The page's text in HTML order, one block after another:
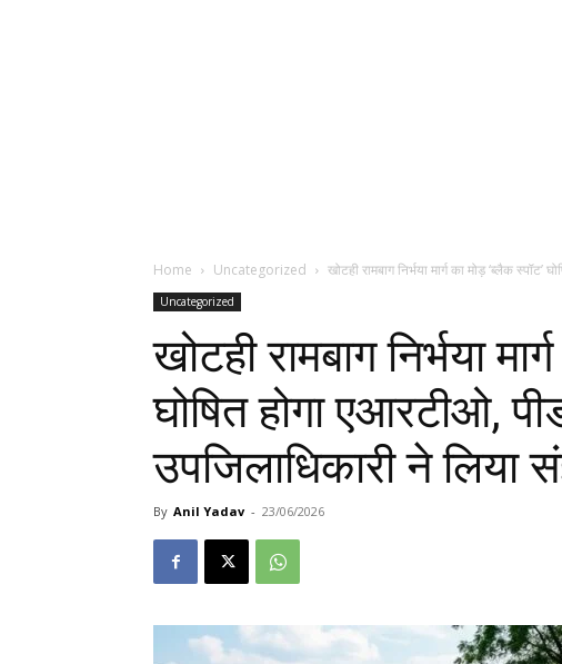
Home Uncategorized खोटही रामबाग निर्भया मार्ग का मोड़ ‘ब्लैक स्पॉट’
Uncategorized
खोटही रामबाग निर्भया
घोषित होगा एआरटीओ,
उपजिलाधिकारी ने लिया
By Anil Yadav - 23/06/2026